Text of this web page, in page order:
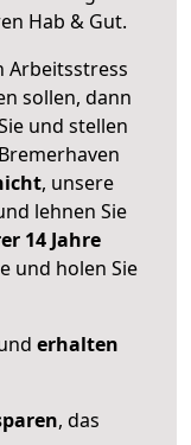
Hab & Gut.
Arbeitsstress
sollen, dann
und stellen
, unsere
lehnen Sie
14 Jahre
und holen Sie
erhalten
, das